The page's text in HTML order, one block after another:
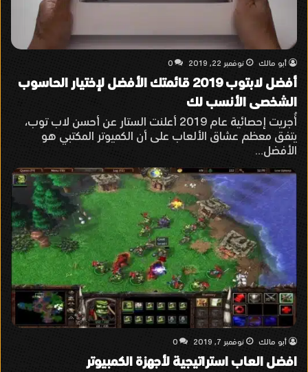
أبو مالك نوفمبر 22, 2019 0
أفضل لابتوب 2019 قائمتك الأفضل لإختيار الحاسوب
الشخصى الأنسب لك
أُجريت إحصائية عام 2019 أعلنت الستار عن أحسن لاب توب،
يتفق معظم عشاق الألعاب على أن الكميوتر المكتبي هو
الأفضل…
أبو مالك نوفمبر 7, 2019 0
افضل العاب استراتيجية لأجهزة الكمبيوتر